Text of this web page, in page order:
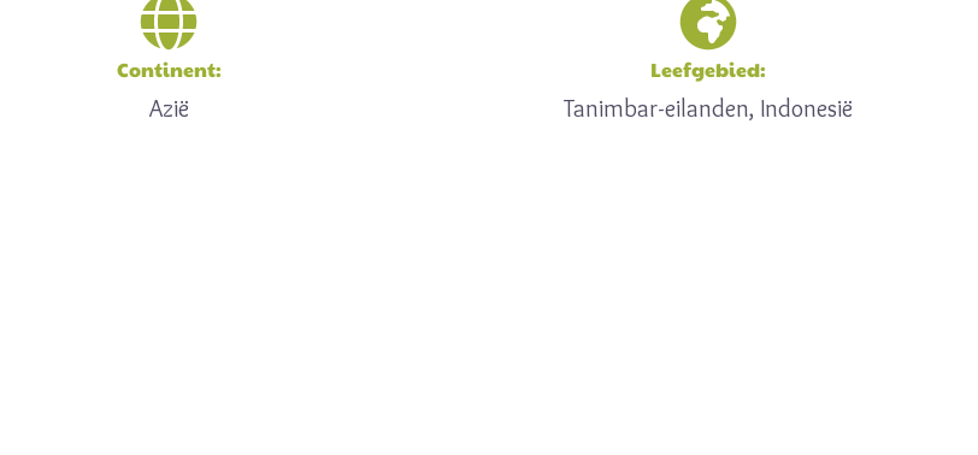
Continent:
Azië
Leefgebied:
Tanimbar-eilanden, Indonesië